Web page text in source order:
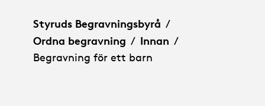
Styruds Begravningsbyrå /
Ordna begravning / Innan /
Begravning för ett barn